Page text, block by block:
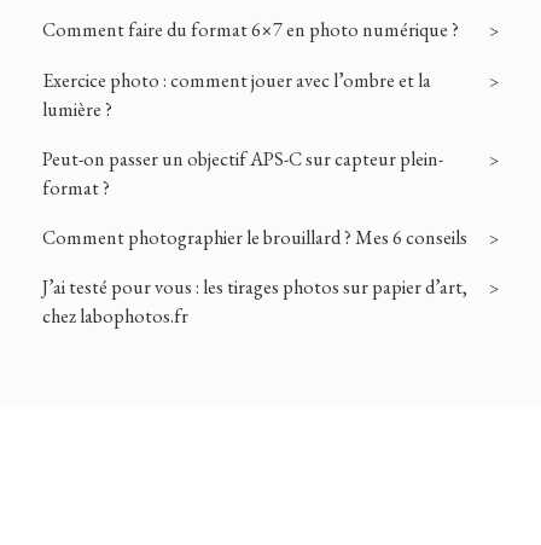
Comment faire du format 6×7 en photo numérique ?
Exercice photo : comment jouer avec l’ombre et la
lumière ?
Peut-on passer un objectif APS-C sur capteur plein-
format ?
Comment photographier le brouillard ? Mes 6 conseils
J’ai testé pour vous : les tirages photos sur papier d’art,
chez labophotos.fr